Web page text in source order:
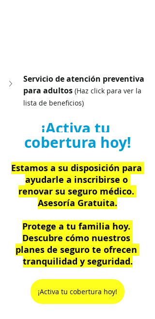
Servicio de atención preventiva
para adultos (Haz click para ver la
lista de beneficios)
¡Activa tu
cobertura hoy!
Estamos a su disposición para
ayudarle a inscribirse o
renovar su seguro médico.
Asesoría Gratuita.
Protege a tu familia hoy.
Descubre cómo nuestros
planes de seguro te ofrecen
tranquilidad y seguridad.
¡Activa tu cobertura hoy!